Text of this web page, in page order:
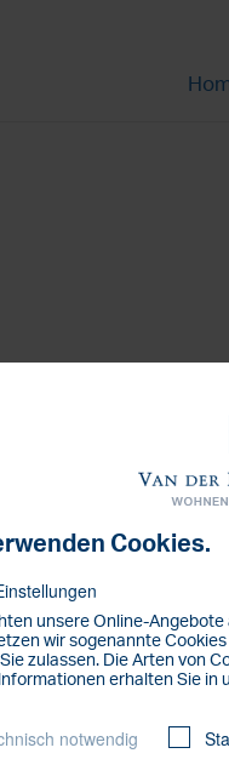
Cookies.
unsere Online-
wir sogenannte
zulassen. Die Arten von
erhalten Sie in
notwendig